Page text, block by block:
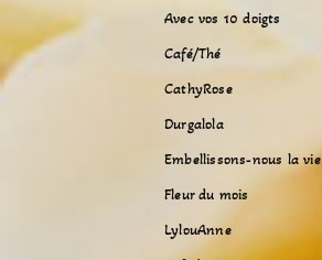
Avec vos 10 doigts
Café/Thé
CathyRose
Durgalola
Embellissons-nous la vie
Fleur du mois
LylouAnne